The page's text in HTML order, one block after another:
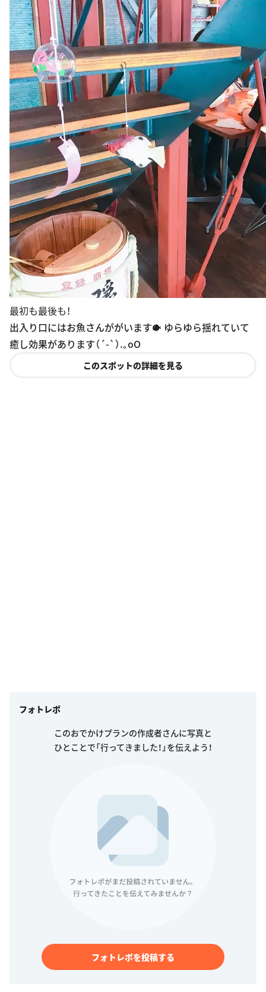
最初も最後も！
出入り口にはお魚さんががいます🐡 ゆらゆら揺れていて
癒し効果があります（´-`）.｡oO
このスポットの詳細を見る
フォトレポ
このおでかけプランの作成者さんに写真と
ひとことで「行ってきました！」を伝えよう！
フォトレポを投稿する